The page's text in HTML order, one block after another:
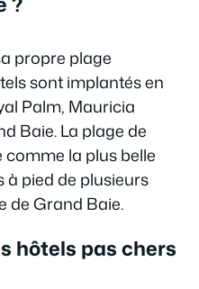
propre plage
sont implantés en
Palm, Mauricia
Baie. La plage de
la plus belle
à pied de plusieurs
de Grand Baie.
hôtels pas chers